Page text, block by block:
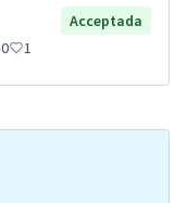
Acceptada
0 1